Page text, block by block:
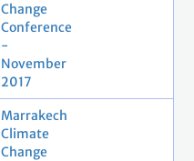
Change
Conference
-
November
2017
Marrakech
Climate
Change